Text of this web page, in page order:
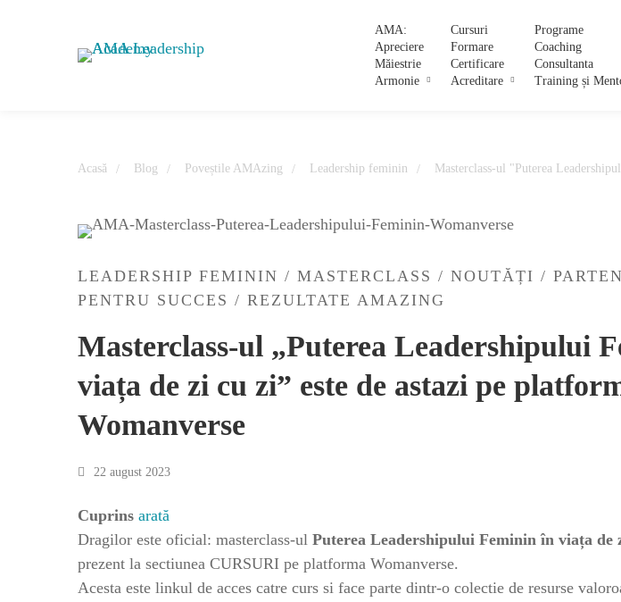
AMA:
Apreciere
Măiestrie
Armonie
Cursuri
Formare
Certificare
Acreditare
Programe
Coaching
Consultanta
Training și
Acasă Blog Poveștile AMAzing Leadership feminin Masterclass-ul "Puterea
LEADERSHIP FEMININ / MASTERCLASS / NOUTĂȚI /
PENTRU SUCCES / REZULTATE AMAZING
Masterclass-ul „Puterea Leadershipului
viața de zi cu zi” este de astazi pe
Womanverse
22 august 2023
Cuprins arată
Dragilor este oficial: masterclass-ul Puterea Leadershipului Feminin în viața de
prezent la sectiunea CURSURI pe platforma Womanverse.
Acesta este linkul de acces catre curs si face parte dintr-o colectie de resurse